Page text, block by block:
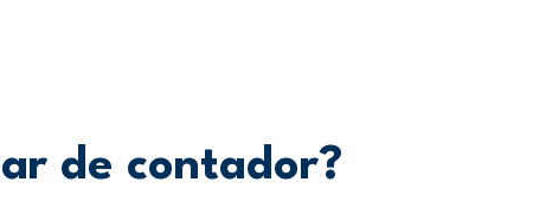
de contador?